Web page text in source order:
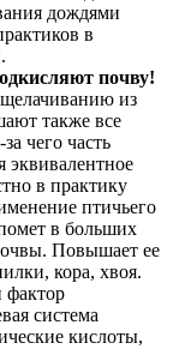
дождями
в
почву!
из
также все
чего часть
эквивалентное
в практику
птичьего
в больших
Повышает ее
кора, хвоя.
система
кислоты,